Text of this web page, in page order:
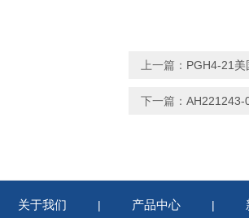
上一篇： PGH4-21
下一篇： AH221243-
关于我们 | 产品中心 |